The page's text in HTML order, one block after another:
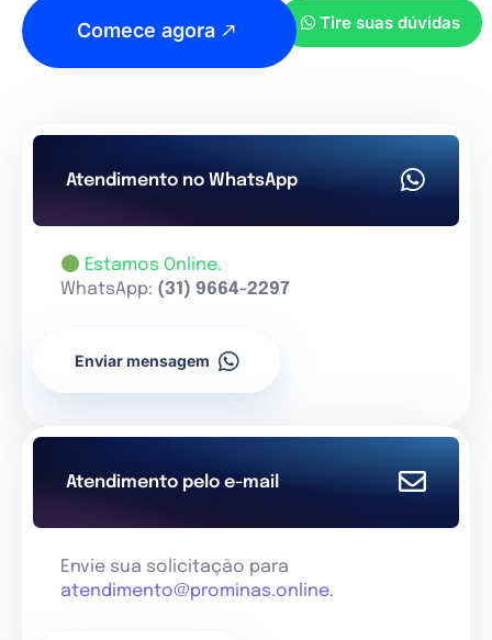
Comece agora Tire suas dúvidas
Atendimento no WhatsApp
Estamos Online.
WhatsApp: (31) 9664-2297
Enviar mensagem
Atendimento pelo e-mail
Envie sua solicitação para
atendimento@prominas.online.